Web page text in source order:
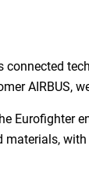
connected
AIRBUS,
Eurofighter